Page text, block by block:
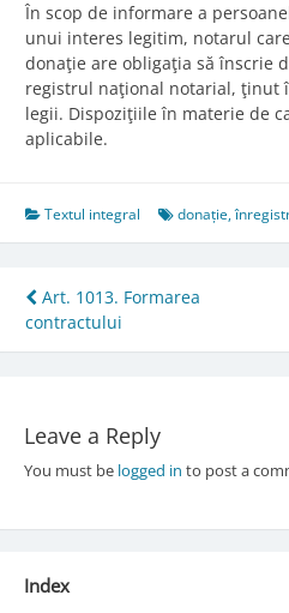
În scop de informare a
unui interes legitim, notarul
donaţie are obligaţia să înscrie
registrul naţional notarial, ţinut
legii. Dispoziţiile în materie de
aplicabile.
Textul integral donație,
Post
navigation
Art. 1013. Formarea
contractului
Leave a Reply
You must be logged in to post a
Index